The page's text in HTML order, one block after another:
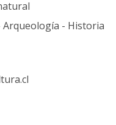
Arqueología - Historia